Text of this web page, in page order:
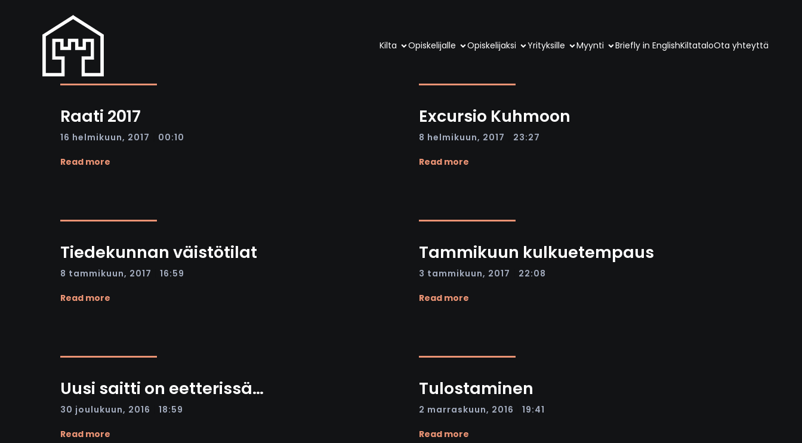
Kilta Opiskelijalle Opiskelijaksi Yrityksille Myynti Briefly in EnglishKiltataloOta yhteyttä
Raati 2017
16 helmikuun, 2017 00:10
Read more
Excursio Kuhmoon
8 helmikuun, 2017 23:27
Read more
Tiedekunnan väistötilat
8 tammikuun, 2017 16:59
Read more
Tammikuun kulkuetempaus
3 tammikuun, 2017 22:08
Read more
Uusi saitti on eetterissä…
30 joulukuun, 2016 18:59
Read more
Tulostaminen
2 marraskuun, 2016 19:41
Read more